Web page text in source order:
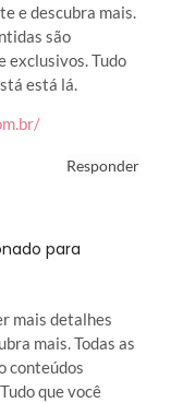
e descubra mais.
são
exclusivos. Tudo
está lá.
Responder
para
mais detalhes
mais. Todas as
conteúdos
que você